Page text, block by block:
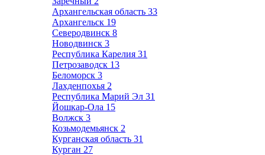
Архангельская область 33
Архангельск 19
Северодвинск 8
Новодвинск 3
Республика Карелия 31
Петрозаводск 13
Беломорск 3
Лахденпохья 2
Республика Марий Эл 31
Йошкар-Ола 15
Волжск 3
Козьмодемьянск 2
Курганская область 31
Курган 27